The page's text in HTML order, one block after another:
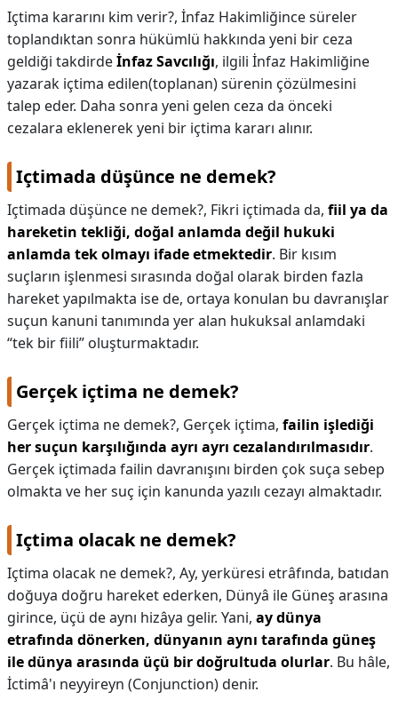
Içtima kararını kim verir?, İnfaz Hakimliğince süreler
toplandıktan sonra hükümlü hakkında yeni bir ceza
geldiği takdirdeİnfaz Savcılığı, ilgili İnfaz Hakimliğine
yazarak içtima edilen(toplanan) sürenin çözülmesini
talep eder. Daha sonra yeni gelen ceza da önceki
cezalara eklenerek yeni bir içtima kararı alınır.
Içtimada düşünce ne demek?
Içtimada düşünce ne demek?, Fikri içtimada da, fiil ya da
hareketin tekliği, doğal anlamda değil hukuki
anlamda tek olmayı ifade etmektedir. Bir kısım
suçların işlenmesi sırasında doğal olarak birden fazla
hareket yapılmakta ise de, ortaya konulan bu davranışlar
suçun kanuni tanımında yer alan hukuksal anlamdaki
“tek bir fiili” oluşturmaktadır.
Gerçek içtima ne demek?
Gerçek içtima ne demek?, Gerçek içtima, failin işlediği
her suçun karşılığında ayrı ayrı cezalandırılmasıdır.
Gerçek içtimada failin davranışını birden çok suça sebep
olmakta ve her suç için kanunda yazılı cezayı almaktadır.
Içtima olacak ne demek?
Içtima olacak ne demek?, Ay, yerküresi etrâfında, batıdan
doğuya doğru hareket ederken, Dünyâ ile Güneş arasına
girince, üçü de aynı hizâya gelir. Yani, ay dünya
etrafında dönerken, dünyanın aynı tarafında güneş
ile dünya arasında üçü bir doğrultuda olurlar. Bu hâle,
İctimâ'ı neyyireyn (Conjunction) denir.